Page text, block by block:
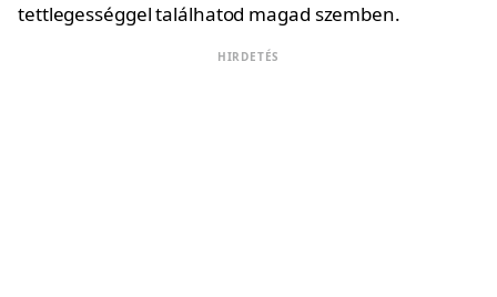
tettlegességgel találhatod magad szemben.
HIRDETÉS